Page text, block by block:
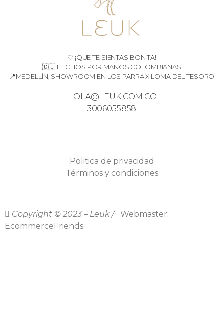
♡ ¡QUE TE SIENTAS BONITA!
🇨🇴 HECHOS POR MANOS COLOMBIANAS
📍MEDELLÍN, SHOWROOM EN LOS PARRA X LOMA DEL TESORO
HOLA@LEUK.COM.CO
3006055858
Politica de privacidad
Términos y condiciones
Copyright © 2023 – Leuk / Webmaster:
EcommerceFriends.